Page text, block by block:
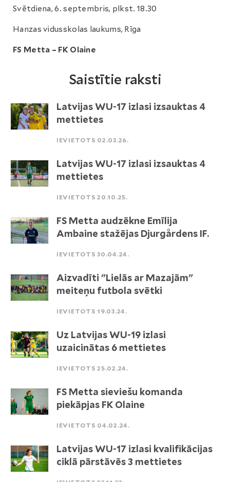
Svētdiena, 6. septembris, plkst. 18.30
Hanzas vidusskolas laukums, Rīga
FS Metta – FK Olaine
Saistītie raksti
Latvijas WU-17 izlasi izsauktas 4
mettietes
IEVIETOTS 02.03.26.
Latvijas WU-17 izlasi izsauktas 4
mettietes
IEVIETOTS 20.10.25.
FS Metta audzēkne Emīlija
Ambaine stažējas Djurgårdens IF.
IEVIETOTS 30.04.24.
Aizvadīti "Lielās ar Mazajām"
meiteņu futbola svētki
IEVIETOTS 19.03.24.
Uz Latvijas WU-19 izlasi
uzaicinātas 6 mettietes
IEVIETOTS 25.02.24.
FS Metta sieviešu komanda
piekāpjas FK Olaine
IEVIETOTS 04.02.24.
Latvijas WU-17 izlasi kvalifikācijas
ciklā pārstāvēs 3 mettietes